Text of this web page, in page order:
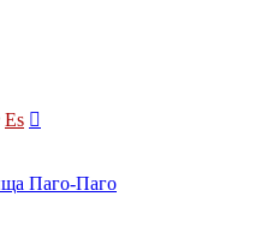
Es
Паго-Паго